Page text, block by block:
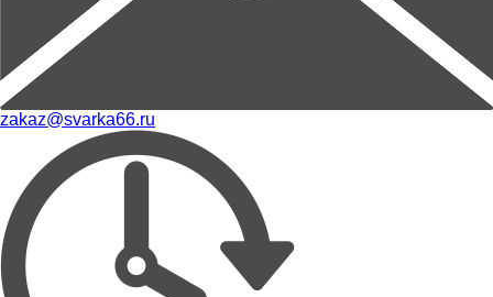
zakaz@svarka66.ru